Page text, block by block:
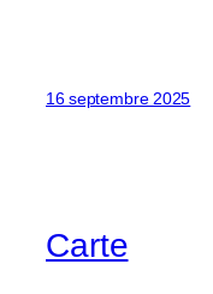
16 septembre 2025
Carte